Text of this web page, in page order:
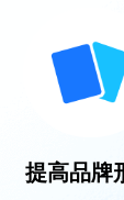
提高品牌